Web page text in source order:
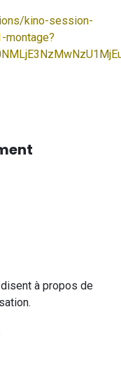
kino-session-
montage?
à propos de